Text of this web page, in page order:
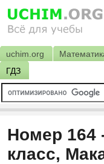
uchim.org
ГДЗ
Номер 164
класс,